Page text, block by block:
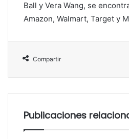
Ball y Vera Wang, se
Amazon, Walmart, Target y
Compartir
Publicaciones